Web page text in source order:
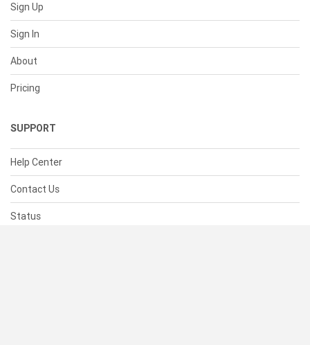
Sign Up
Sign In
About
Pricing
SUPPORT
Help Center
Contact Us
Status